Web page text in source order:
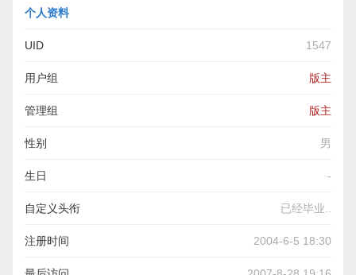
个人资料
UID 1547
用户组 版主
管理组 版主
性别 男
生日 -
自定义头衔 已经毕业..
注册时间 2004-6-5 18:30